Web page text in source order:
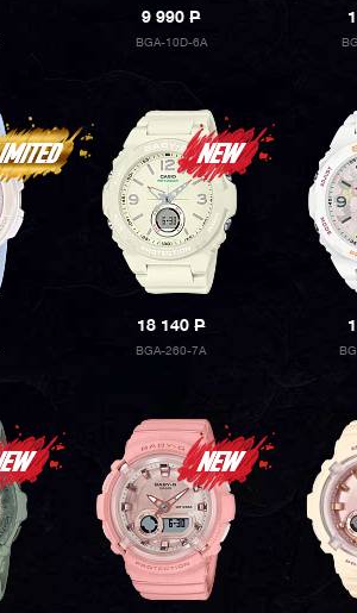
9 990P
BGA-10D-6A
18 140P
BGA-260-7A